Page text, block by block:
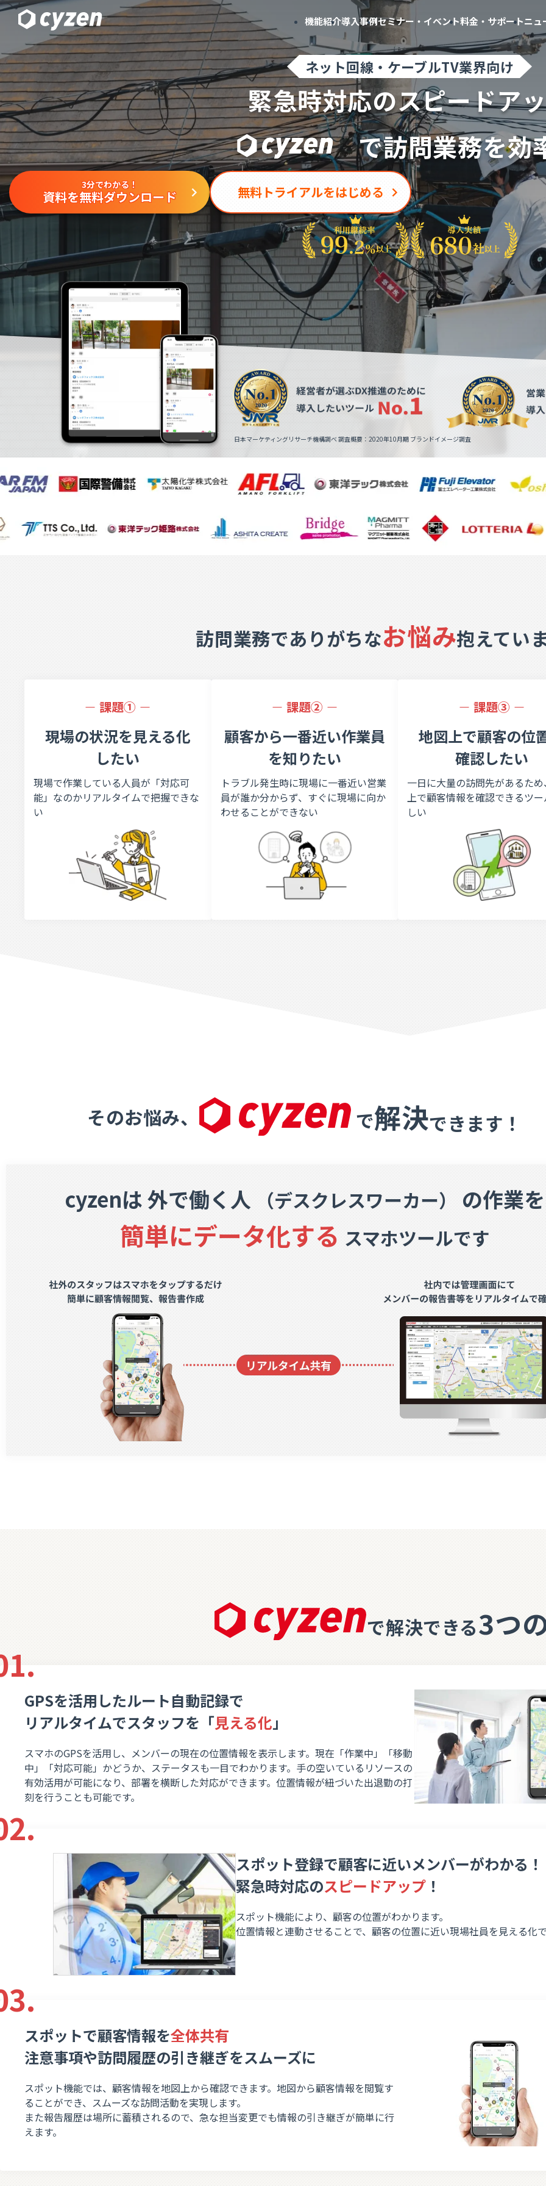
機能紹介導入事例セミナー・イベント料金・サポートニュ
ネット回線・ケーブルTV業界向け
緊急時対応のスピードア
で訪問業務を効
3分でわかる！
資料を無料ダウンロード 無料トライアルをはじめる
日本マーケティングリサーチ機構調べ 調査概要：2020年10月期 ブランドイメージ調査
訪問業務でありがちなお悩み抱えてい
課題①
現場の状況を見える化
したい
現場で作業している人員が「対応可
能」なのかリアルタイムで把握できな
い
課題②
顧客から一番近い作業員
を知りたい
トラブル発生時に現場に一番近い営業
員が誰か分からず、すぐに現場に向か
わせることができない
課題③
地図上で顧客の位
確認したい
一日に大量の訪問先があるた
上で顧客情報を確認できるツ
しい
そのお悩み、 で解決できます！
cyzenは外で働く人 （デスクレスワーカー） の作業を
簡単にデータ化する スマホツールです
で解決できる3つ
GPSを活用したルート自動記録で
リアルタイムでスタッフを 「見える化」
スマホのGPSを活用し、メンバーの現在の位置情報を表示します。現在「作業中」「移動
中」「対応可能」かどうか、ステータスも一目でわかります。手の空いているリソースの
有効活用が可能になり、部署を横断した対応ができます。位置情報が紐づいた出退勤の打
刻を行うことも可能です。
スポット登録で顧客に近いメンバーがわかる！
緊急時対応のスピードアップ ！
スポット機能により、顧客の位置がわかります。
位置情報と連動させることで、顧客の位置に近い現場社員を見える化
スポットで顧客情報を全体共有
注意事項や訪問履歴の引き継ぎをスムーズに
スポット機能では、顧客情報を地図上から確認できます。地図から顧客情報を閲覧す
ることができ、スムーズな訪問活動を実現します。
また報告履歴は場所に蓄積されるので、急な担当変更でも情報の引き継ぎが簡単に行
えます。